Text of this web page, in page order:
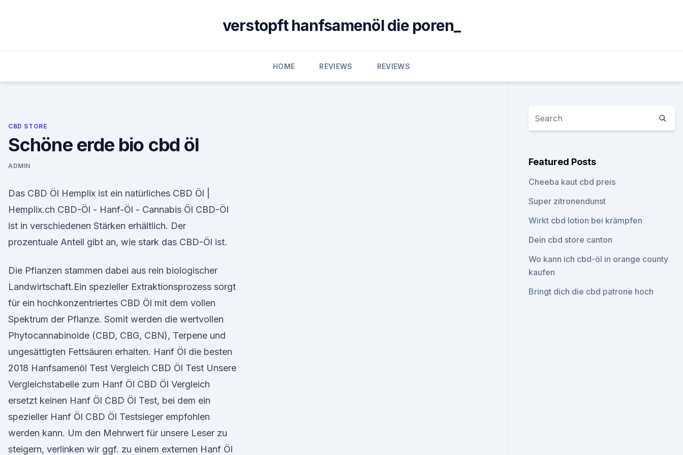
verstopft hanfsamenöl die poren_
HOME REVIEWS REVIEWS
CBD STORE
Schöne erde bio cbd öl
ADMIN
Das CBD Öl Hemplix ist ein natürliches CBD Öl |
Hemplix.ch CBD-Öl - Hanf-Öl - Cannabis Öl CBD-Öl
ist in verschiedenen Stärken erhältlich. Der
prozentuale Anteil gibt an, wie stark das CBD-Öl ist.
Die Pflanzen stammen dabei aus rein biologischer
Landwirtschaft.Ein spezieller Extraktionsprozess sorgt
für ein hochkonzentriertes CBD Öl mit dem vollen
Spektrum der Pflanze. Somit werden die wertvollen
Phytocannabinoide (CBD, CBG, CBN), Terpene und
ungesättigten Fettsäuren erhalten. Hanf Öl die besten
2018 Hanfsamenöl Test Vergleich CBD Öl Test Unsere
Vergleichstabelle zum Hanf Öl CBD Öl Vergleich
ersetzt keinen Hanf Öl CBD Öl Test, bei dem ein
spezieller Hanf Öl CBD Öl Testsieger empfohlen
werden kann. Um den Mehrwert für unsere Leser zu
steigern, verlinken wir ggf. zu einem externen Hanf Öl
Featured Posts
Cheeba kaut cbd preis
Super zitronendunst
Wirkt cbd lotion bei krämpfen
Dein cbd store canton
Wo kann ich cbd-öl in orange county
kaufen
Bringt dich die cbd patrone hoch